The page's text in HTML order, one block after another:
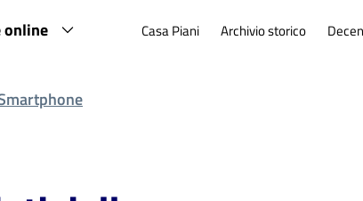
online Casa Piani Archivio storico